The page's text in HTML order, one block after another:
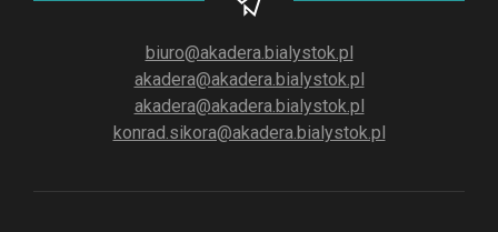
biuro@akadera.bialystok.pl
akadera@akadera.bialystok.pl
akadera@akadera.bialystok.pl
konrad.sikora@akadera.bialystok.pl